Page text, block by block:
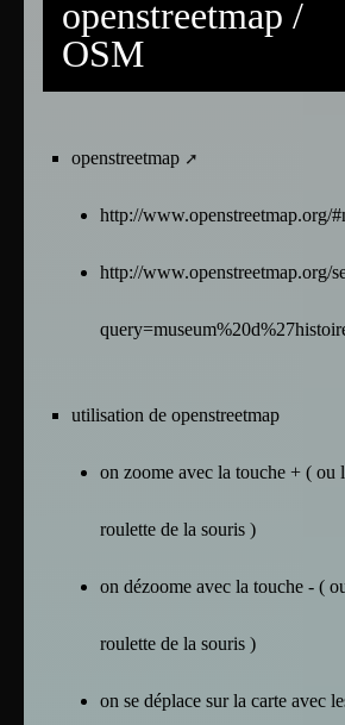
openstreetmap /
OSM
openstreetmap
http://www.openstreetmap.org/
http://www.openstreetmap.org/
utilisation de openstreetmap
on zoome avec la touche + ( ou
roulette de la souris )
on dézoome avec la touche - (
roulette de la souris )
on se déplace sur la carte avec